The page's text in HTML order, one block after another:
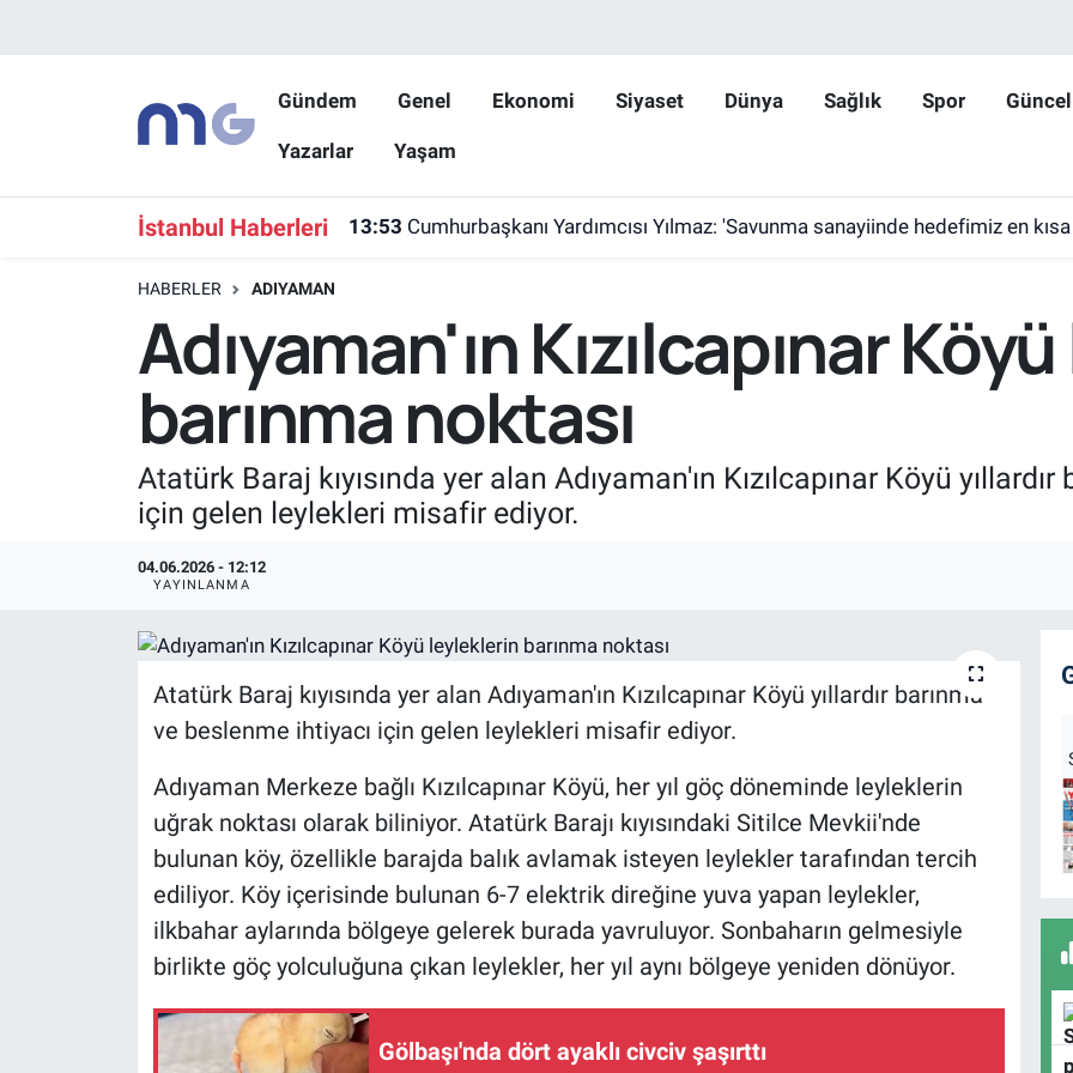
Gündem Genel Ekonomi Siyaset Dünya Sağlık Spor Güncel
Yazarlar Yaşam
İstanbul Haberleri 13:53 Cumhurbaşkanı Yardımcısı Yılmaz: 'Savunma sanayiinde hedefimiz en kısa
HABERLER ADIYAMAN
Adıyaman'ın Kızılcapınar
barınma noktası
Atatürk Baraj kıyısında yer alan Adıyaman'ın Kızılcapınar Köyü
için gelen leylekleri misafir ediyor.
04.06.2026 - 12:12
YAYINLANMA
Atatürk Baraj kıyısında yer alan Adıyaman'ın Kızılcapınar Köyü yıllardır barınma
ve beslenme ihtiyacı için gelen leylekleri misafir ediyor.
Adıyaman Merkeze bağlı Kızılcapınar Köyü, her yıl göç döneminde leyleklerin
uğrak noktası olarak biliniyor. Atatürk Barajı kıyısındaki Sitilce Mevkii'nde
bulunan köy, özellikle barajda balık avlamak isteyen leylekler tarafından tercih
ediliyor. Köy içerisinde bulunan 6-7 elektrik direğine yuva yapan leylekler,
ilkbahar aylarında bölgeye gelerek burada yavruluyor. Sonbaharın gelmesiyle
birlikte göç yolculuğuna çıkan leylekler, her yıl aynı bölgeye yeniden dönüyor.
Gölbaşı'nda dört ayaklı civciv şaşırttı
Hava Durumu
İstanbul Namaz Vakitleri
Süper Lig Puan Durumu ve Fikstür
Tüm Manşetler
Haber Arşivi